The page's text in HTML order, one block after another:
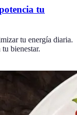
tu
tu energía diaria.
bienestar.